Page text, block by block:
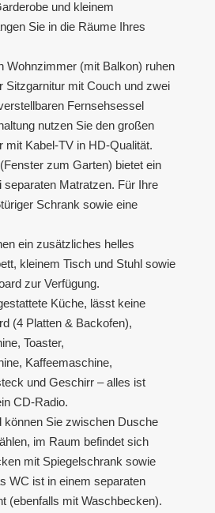
und kleinem
Sie in die Räume Ihres
Wohnzimmer (mit Balkon) ruhen
Sitzgarnitur mit Couch und zwei
Fernsehsessel
nutzen Sie den großen
mit Kabel-TV in HD-Qualität.
zum Garten) bietet ein
separaten Matratzen. Für Ihre
Schrank sowie eine
ein zusätzliches helles
kleinem Tisch und Stuhl sowie
zur Verfügung.
Küche, lässt keine
(4 Platten & Backofen),
Toaster,
Kaffeemaschine,
und Geschirr – alles ist
CD-Radio.
können Sie zwischen Dusche
im Raum befindet sich
mit Spiegelschrank sowie
WC ist in einem separaten
(ebenfalls mit Waschbecken).